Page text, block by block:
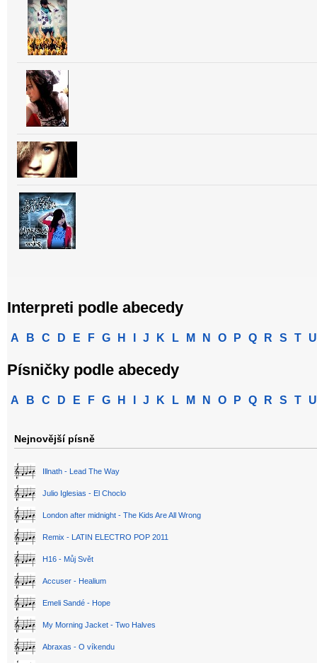
Interpreti podle abecedy
A B C D E F G H J K L M N O P Q R S T U
Písničky podle abecedy
A B C D E F G H J K L M N O P Q R S T U
Nejnovější písně
Illnath - Lead The Way
Julio Iglesias - El Choclo
London after midnight - The Kids Are All Wrong
Remix - LATIN ELECTRO POP 2011
H16 - Můj Svět
Accuser - Healium
Emeli Sandé - Hope
My Morning Jacket - Two Halves
Abraxas - O víkendu